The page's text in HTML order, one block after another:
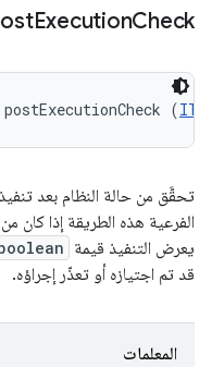
ExecutionCheck
postExecutionCheck (
تحقَّق من حالة النظام بعد
الفرعية هذه الطريقة إذا
يعرض التنفيذ قيمة
قد تم اجتيازه أو تعذّر إجراؤه.
المعلمات